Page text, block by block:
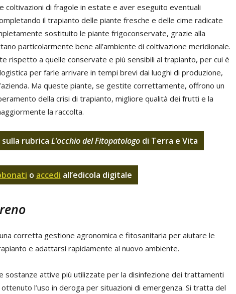
coltivazioni di fragole in estate e aver eseguito eventuali
il trapianto delle piante fresche e delle cime radicate
sostituito le piante frigoconservate, grazie alla
particolarmente bene all’ambiente di coltivazione meridionale.
rispetto a quelle conservate e più sensibili al trapianto, per cui è
per farle arrivare in tempi brevi dai luoghi di produzione,
Ma queste piante, se gestite correttamente, offrono un
della crisi di trapianto, migliore qualità dei frutti e la
la raccolta.
rubrica L’occhio del Fitopatologodi Terra e Vita
o accedi all’edicola digitale
corretta gestione agronomica e fitosanitaria per aiutare le
e adattarsi rapidamente al nuovo ambiente.
sostanze attive più utilizzate per la disinfezione dei trattamenti
l’uso in deroga per situazioni di emergenza. Si tratta del